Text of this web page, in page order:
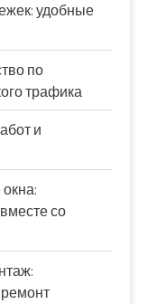
удобные
по
трафика
и
со